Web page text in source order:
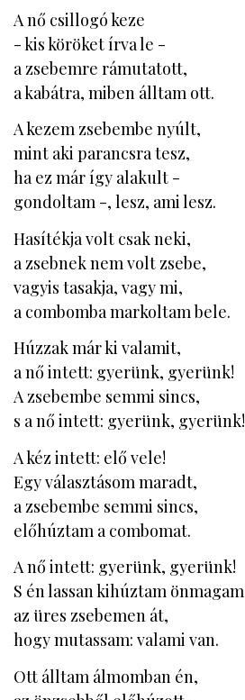
A nő csillogó keze
- kis köröket írva le -
a zsebemre rámutatott,
a kabátra, miben álltam ott.
A kezem zsebembe nyúlt,
mint aki parancsra tesz,
ha ez már így alakult -
gondoltam -, lesz, ami lesz.
Hasítékja volt csak neki,
a zsebnek nem volt zsebe,
vagyis tasakja, vagy mi,
a combomba markoltam bele.
Húzzak már ki valamit,
a nő intett: gyerünk, gyerünk!
A zsebembe semmi sincs,
s a nő intett: gyerünk, gyerünk!
A kéz intett: elő vele!
Egy választásom maradt,
a zsebembe semmi sincs,
előhúztam a combomat.
A nő intett: gyerünk, gyerünk!
S én lassan kihúztam önmagam
az üres zsebemen át,
hogy mutassam: valami van.
Ott álltam álmomban én,